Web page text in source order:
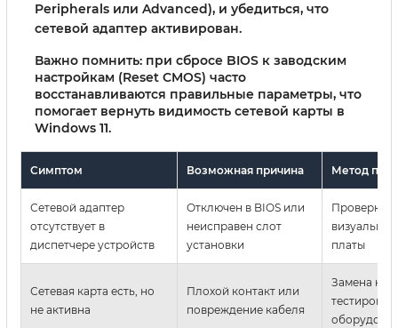
Peripherals или Advanced), и убедиться, что
сетевой адаптер активирован.
Важно помнить: при сбросе BIOS к заводским
настройкам (Reset CMOS) часто
восстанавливаются правильные параметры, что
помогает вернуть видимость сетевой карты в
Windows 11.
Симптом Возможная причина Метод
Сетевой адаптер
отсутствует в
диспетчере устройств
Отключен в BIOS или
неисправен слот
установки
Проверка
платы
Сетевая карта есть, но
не активна
Плохой контакт или
повреждение кабеля
Замена